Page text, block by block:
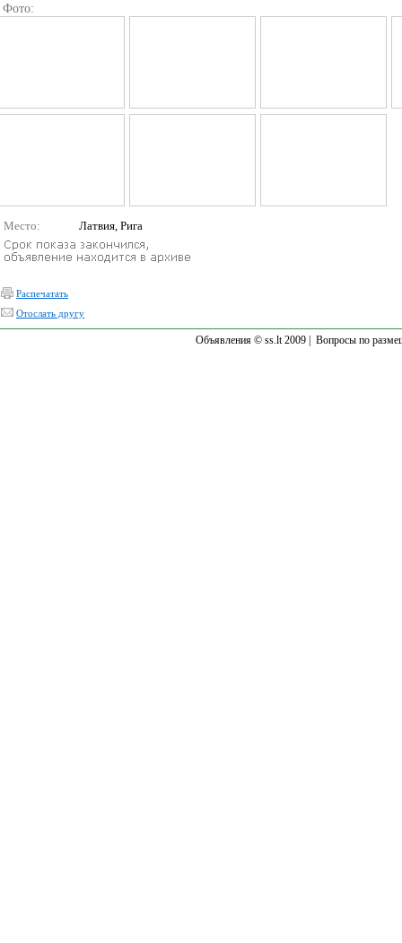
Фото:
Место: Латвия, Рига
Распечатать
Отослать другу
Объявления © ss.lt 2009 | Вопросы по